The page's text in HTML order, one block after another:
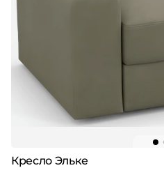
Кресло Эльке